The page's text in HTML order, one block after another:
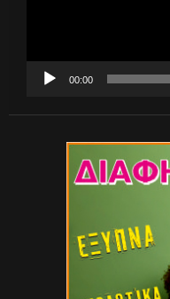
00:00